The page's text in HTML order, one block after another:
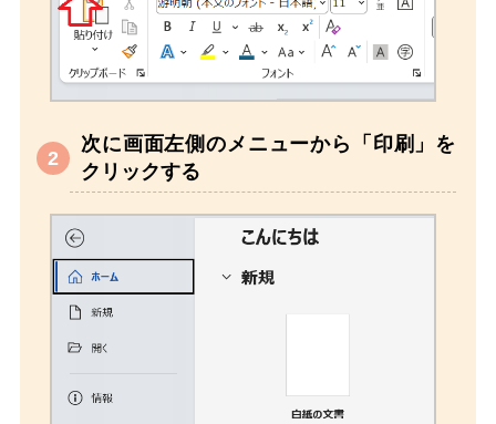
次に画面左側のメニューから「印刷」を
クリックする